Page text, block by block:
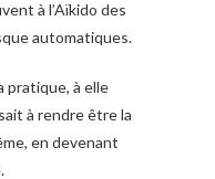
automatiques.
pratique, à elle
à rendre être la
en devenant